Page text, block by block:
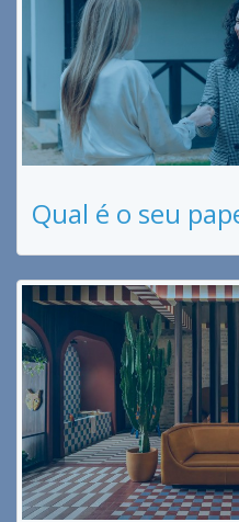
Qual é o seu